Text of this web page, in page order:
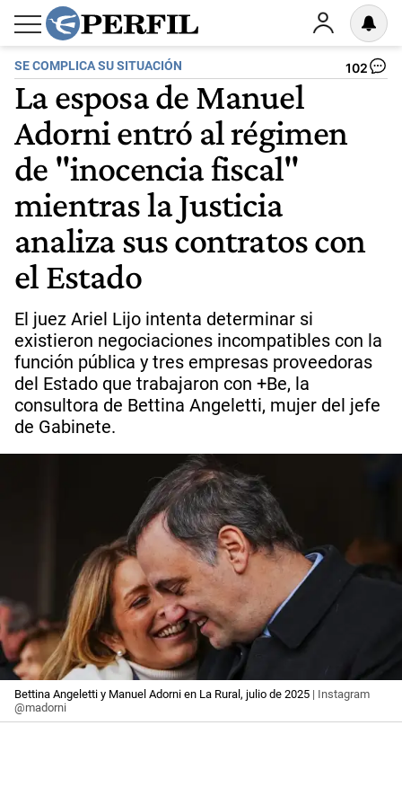
SE COMPLICA SU SITUACIÓN 102
La esposa de Manuel
Adorni entró al régimen
de "inocencia fiscal"
mientras la Justicia
analiza sus contratos con
el Estado
El juez Ariel Lijo intenta determinar si
existieron negociaciones incompatibles con la
función pública y tres empresas proveedoras
del Estado que trabajaron con +Be, la
consultora de Bettina Angeletti, mujer del jefe
de Gabinete.
Bettina Angeletti y Manuel Adorni en La Rural, julio de 2025 | Instagram
@madorni